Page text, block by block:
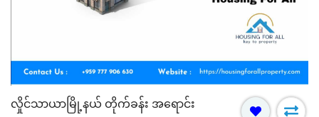
လှိုင်သာယာမြို့နယ် တိုက်ခန်း အရောင်း